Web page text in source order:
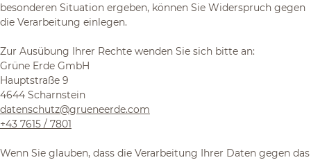
besonderen Situation ergeben, können Sie Widerspruch gegen
die Verarbeitung einlegen.
Zur Ausübung Ihrer Rechte wenden Sie sich bitte an:
Grüne Erde GmbH
Hauptstraße 9
4644 Scharnstein
datenschutz@grueneerde.com
+43 7615 / 7801
Wenn Sie glauben, dass die Verarbeitung Ihrer Daten gegen das